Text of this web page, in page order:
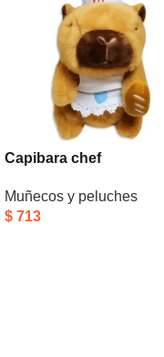
Capibara chef
Muñecos y peluches
$ 713